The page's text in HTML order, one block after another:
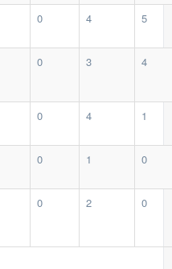
0 4 5
0 3 4
0 4 1
0 1 0
0 2 0